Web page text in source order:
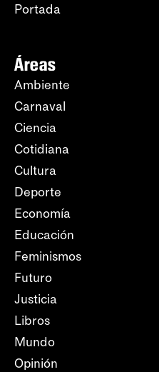
Portada
Áreas
Ambiente
Carnaval
Ciencia
Cotidiana
Cultura
Deporte
Economía
Educación
Feminismos
Futuro
Justicia
Libros
Mundo
Opinión